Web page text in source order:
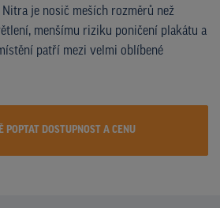
je nosič meších rozměrů než
menšímu riziku poničení plakátu a
patří mezi velmi oblíbené
POPTAT DOSTUPNOST A CENU